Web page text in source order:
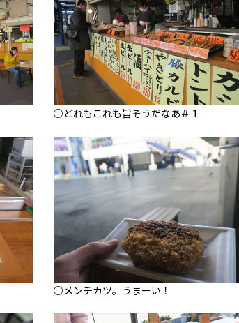
○どれもこれも旨そうだなあ＃１
○メンチカツ。うまーい！